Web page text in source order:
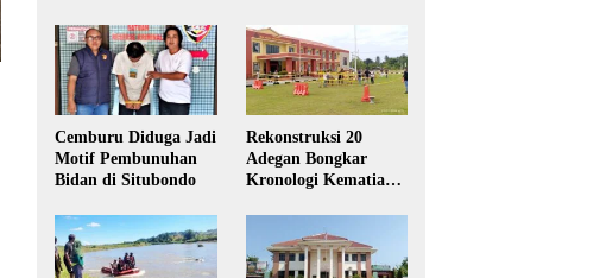
Cemburu Diduga Jadi
Motif Pembunuhan
Bidan di Situbondo
Rekonstruksi 20
Adegan Bongkar
Kronologi Kematian